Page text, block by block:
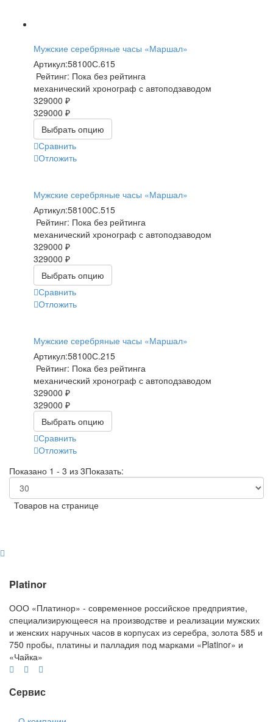
Мужские серебряные часы «Маршал»
Артикул:58100С.615
Рейтинг: Пока без рейтинга
механический хронограф с автоподзаводом
329000 ₽
329000 ₽
Выбрать опцию
Сравнить
Отложить
Мужские серебряные часы «Маршал»
Артикул:58100С.515
Рейтинг: Пока без рейтинга
механический хронограф с автоподзаводом
329000 ₽
329000 ₽
Выбрать опцию
Сравнить
Отложить
Мужские серебряные часы «Маршал»
Артикул:58100С.215
Рейтинг: Пока без рейтинга
механический хронограф с автоподзаводом
329000 ₽
329000 ₽
Выбрать опцию
Сравнить
Отложить
Показано 1 - 3 из 3Показать:
Товаров на странице
Platinor
ООО «Платинор» - современное российское предприятие,
специализирующееся на производстве и реализации мужских
и женских наручных часов в корпусах из серебра, золота 585 и
750 пробы, платины и палладия под марками «Platinor» и
«Чайка»
Сервис